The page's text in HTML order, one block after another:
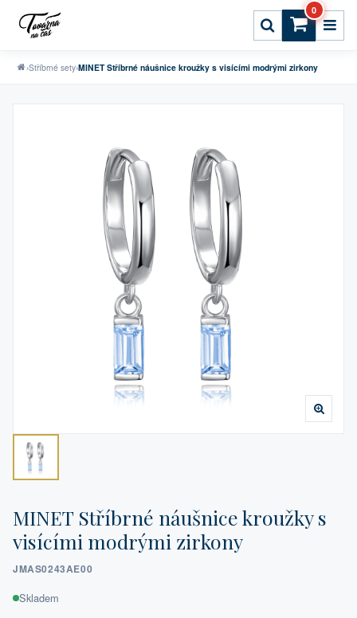
0
›Stříbrné sety›MINET Stříbrné náušnice kroužky s visícími modrými zirkony
MINET Stříbrné náušnice kroužky s
visícími modrými zirkony
JMAS0243AE00
Skladem